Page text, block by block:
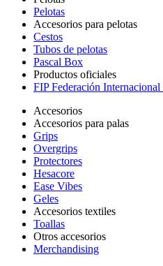
Pelotas
Accesorios para pelotas
Cestos
Tubos de pelotas
Pascal Box
Productos oficiales
FIP Federación Internacional
Accesorios
Accesorios para palas
Grips
Overgrips
Protectores
Hesacore
Ease Vibes
Geles
Accesorios textiles
Toallas
Otros accesorios
Merchandising